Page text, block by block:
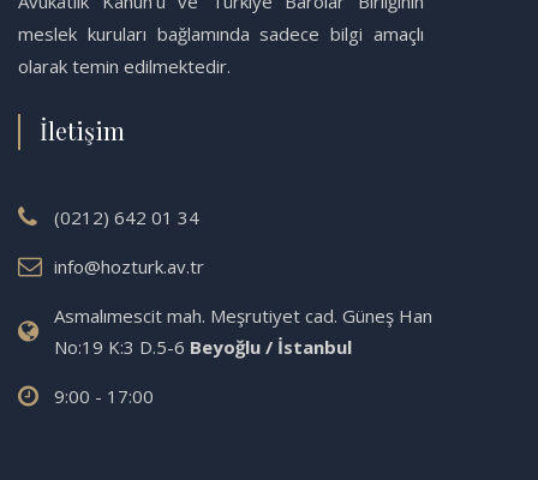
meslek kuruları bağlamında sadece bilgi amaçlı
olarak temin edilmektedir.
İletişim
(0212) 642 01 34
info@hozturk.av.tr
Asmalımescit mah. Meşrutiyet cad. Güneş Han
No:19 K:3 D.5-6 Beyoğlu / İstanbul
9:00 - 17:00